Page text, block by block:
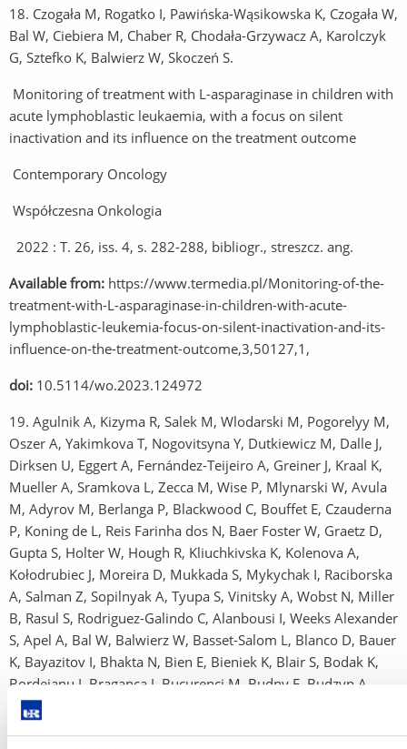
18. Czogała M, Rogatko I, Pawińska-Wąsikowska K, Czogała W,
Bal W, Ciebiera M, Chaber R, Chodała-Grzywacz A, Karolczyk
G, Sztefko K, Balwierz W, Skoczeń S.
Monitoring of treatment with L-asparaginase in children with
acute lymphoblastic leukaemia, with a focus on silent
inactivation and its influence on the treatment outcome
Contemporary Oncology
Współczesna Onkologia
2022 : T. 26, iss. 4, s. 282-288, bibliogr., streszcz. ang.
Available from: https://www.termedia.pl/Monitoring-of-the-
treatment-with-L-asparaginase-in-children-with-acute-
lymphoblastic-leukemia-focus-on-silent-inactivation-and-its-
influence-on-the-treatment-outcome,3,50127,1,
doi: 10.5114/wo.2023.124972
19. Agulnik A, Kizyma R, Salek M, Wlodarski M, Pogorelyy M,
Oszer A, Yakimkova T, Nogovitsyna Y, Dutkiewicz M, Dalle J,
Dirksen U, Eggert A, Fernández-Teijeiro A, Greiner J, Kraal K,
Mueller A, Sramkova L, Zecca M, Wise P, Mlynarski W, Avula
M, Adyrov M, Berlanga P, Blackwood C, Bouffet E, Czauderna
P, Koning de L, Reis Farinha dos N, Baer Foster W, Graetz D,
Gupta S, Holter W, Hough R, Kliuchkivska K, Kolenova A,
Kołodrubiec J, Moreira D, Mukkada S, Mykychak I, Raciborska
A, Salman Z, Sopilnyak A, Tyupa S, Vinitsky A, Wobst N, Miller
B, Rasul S, Rodriguez-Galindo C, Alanbousi I, Weeks Alexander
S, Apel A, Bal W, Balwierz W, Basset-Salom L, Blanco D, Bauer
K, Bayazitov I, Bhakta N, Bien E, Bieniek K, Blair S, Bodak K,
Bordeianu I, Braganca J, Bucurenci M, Budny E, Budzyn A,
Bumgardner C, Burditt R, Burnside Clapp V, Bykov V, Cañete